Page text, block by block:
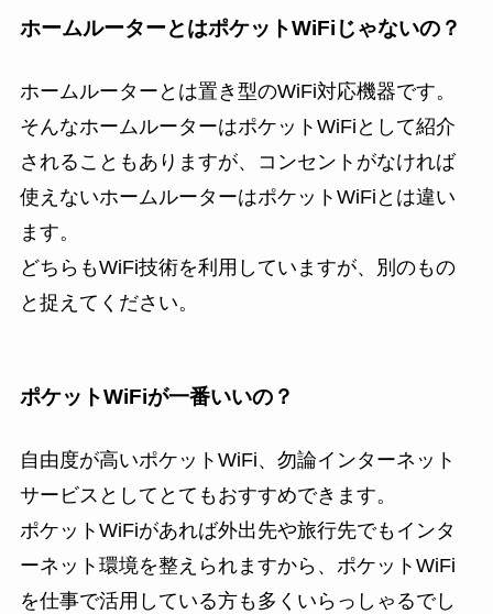
ホームルーターとはポケットWiFiじゃないの？
ホームルーターとは置き型のWiFi対応機器です。
そんなホームルーターはポケットWiFiとして紹介
されることもありますが、コンセントがなければ
使えないホームルーターはポケットWiFiとは違い
ます。
どちらもWiFi技術を利用していますが、別のもの
と捉えてください。
ポケットWiFiが一番いいの？
自由度が高いポケットWiFi、勿論インターネット
サービスとしてとてもおすすめできます。
ポケットWiFiがあれば外出先や旅行先でもインタ
ーネット環境を整えられますから、ポケットWiFi
を仕事で活用している方も多くいらっしゃるでし